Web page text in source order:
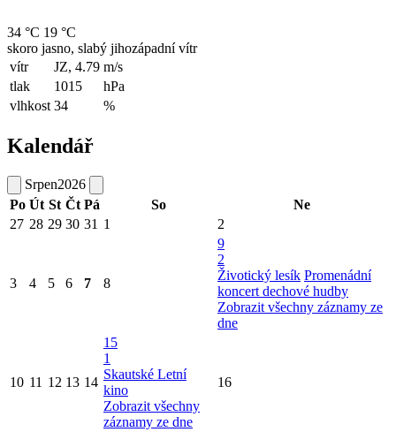
34 °C 19 °C
skoro jasno, slabý jihozápadní vítr
vítr
JZ, 4.79 m/s
tlak
1015
hPa
vlhkost 34 %
Kalendář
Srpen2026
Po Út St Čt Pá So
Ne
27 28 29 30 31 1 2
3 4 5 6 7 8
9
2
Životický lesík Promenádní
koncert dechové hudby
Zobrazit všechny záznamy ze
dne
10 11 12 13 14
15
1
Skautské Letní
kino
Zobrazit všechny
záznamy ze dne
16